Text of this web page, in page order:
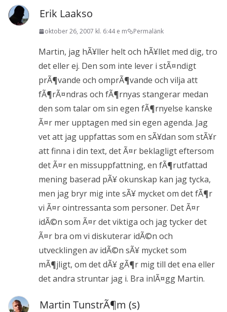
Erik Laakso
oktober 26, 2007 kl. 6:44 e m Permalänk
Martin, jag hÃ¥ller helt och hÃ¥llet med dig, tro
det eller ej. Den som inte lever i stÃ¤ndigt
prÃ¶vande och omprÃ¶vande och vilja att
fÃ¶rÃ¤ndras och fÃ¶rnyas stangerar medan
den som talar om sin egen fÃ¶rnyelse kanske
Ã¤r mer upptagen med sin egen agenda. Jag
vet att jag uppfattas som en sÃ¥dan som stÃ¥r
att finna i din text, det Ã¤r beklagligt eftersom
det Ã¤r en missuppfattning, en fÃ¶rutfattad
mening baserad pÃ¥ okunskap kan jag tycka,
men jag bryr mig inte sÃ¥ mycket om det fÃ¶r
vi Ã¤r ointressanta som personer. Det Ã¤r
idÃ©n som Ã¤r det viktiga och jag tycker det
Ã¤r bra om vi diskuterar idÃ©n och
utvecklingen av idÃ©n sÃ¥ mycket som
mÃ¶jligt, om det dÃ¥ gÃ¶r mig till det ena eller
det andra struntar jag i. Bra inlÃ¤gg Martin.
Martin TunstrÃ¶m (s)